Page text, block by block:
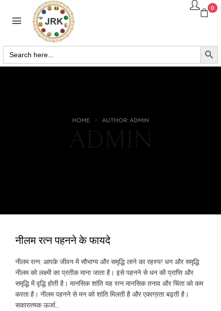
0
Search
for:
SEARCH BUTTON
HOME AUTHOR: ADMIN
नीलम रत्न पहनने के फायदे
नीलम रत्न: आपके जीवन में सौभाग्य और समृद्धि लाने का रहस्य! धन और समृद्धि
नीलम को लक्ष्मी का प्रतीक माना जाता है। इसे पहनने से धन की प्राप्ति और
समृद्धि में वृद्धि होती है। मानसिक शांति यह रत्न मानसिक तनाव और चिंता को कम
करता है। नीलम पहनने से मन को शांति मिलती है और एकाग्रता बढ़ती है।
सकारात्मक ऊर्जा…